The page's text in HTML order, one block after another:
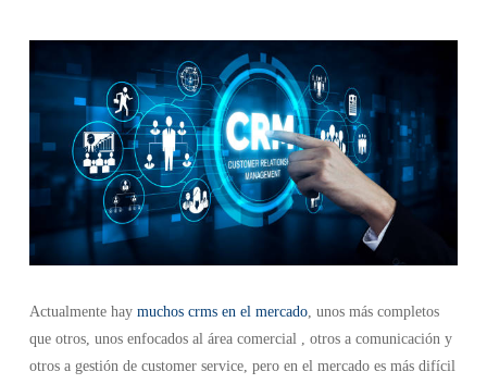
Actualmente hay muchos crms en el mercado, unos más completos
que otros, unos enfocados al área comercial , otros a comunicación y
otros a gestión de customer service, pero en el mercado es más difícil